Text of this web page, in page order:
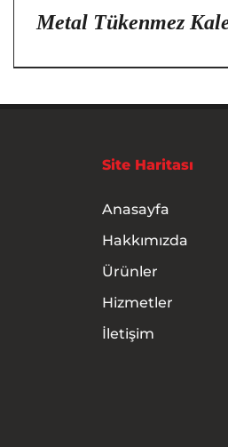
Metal Tükenmez
Site Haritası
Anasayfa
Hakkımızda
Ürünler
Hizmetler
İletişim